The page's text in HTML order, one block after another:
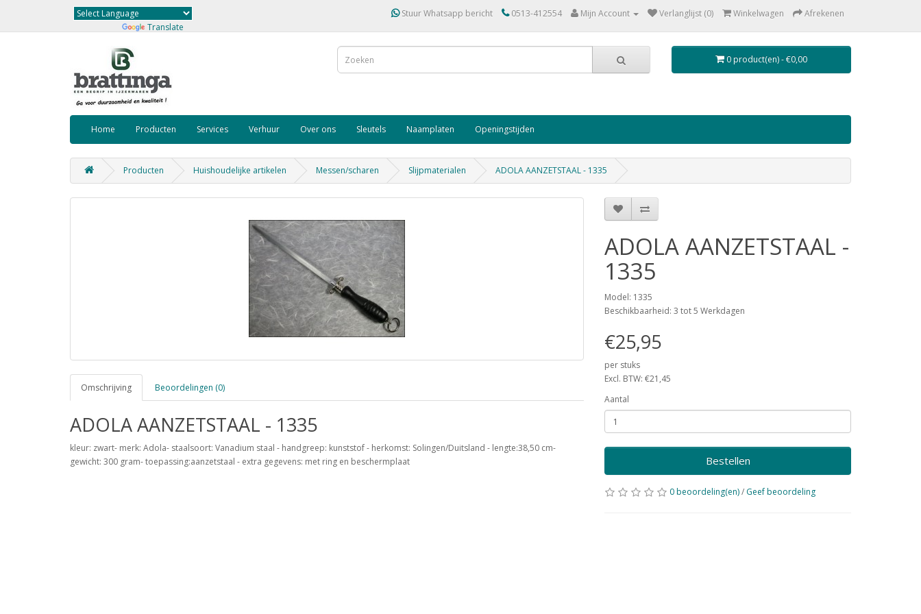
Translate
Stuur Whatsapp bericht 0513-412554 Mijn Account Verlanglijst (0) Winkelwagen Afrekenen
0 product(en) - €0,00
Home Producten Services Verhuur Over ons Sleutels Naamplaten Openingstijden
Producten Huishoudelijke artikelen Messen/scharen Slijpmaterialen ADOLA AANZETSTAAL - 1335
Omschrijving Beoordelingen (0)
ADOLA AANZETSTAAL - 1335
kleur: zwart- merk: Adola- staalsoort: Vanadium staal - handgreep: kunststof - herkomst: Solingen/Duitsland - lengte:38,50 cm-
gewicht: 300 gram- toepassing:aanzetstaal - extra gegevens: met ring en beschermplaat
ADOLA AANZETSTAAL -
1335
Model: 1335
Beschikbaarheid: 3 tot 5 Werkdagen
€25,95
per stuks
Excl. BTW: €21,45
Aantal
Bestellen
0 beoordeling(en)/ Geef beoordeling